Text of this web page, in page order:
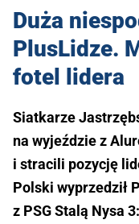
Duża
PlusLidze.
fotel lidera
Siatkarze
na wyjeździe z
i stracili pozycję
Polski wyprzedził
z PSG Stalą Nysa